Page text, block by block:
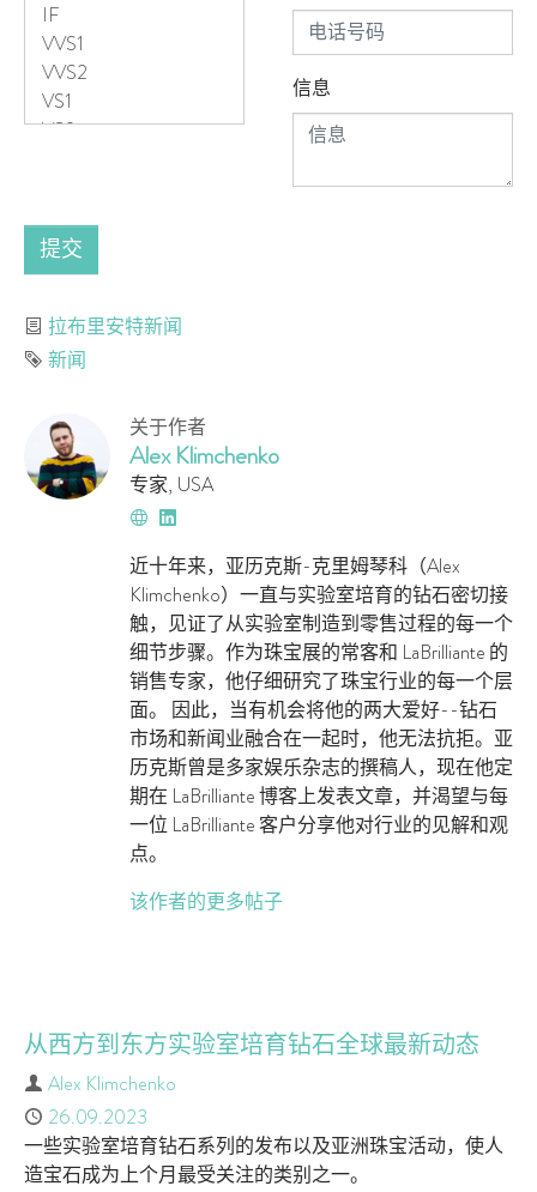
信息
提交
分类
拉布里安特新闻
标签
新闻
关于作者
Alex Klimchenko
专家, USA
网
站
领
英
近十年来，亚历克斯-克里姆琴科（Alex
Klimchenko）一直与实验室培育的钻石密切接
触，见证了从实验室制造到零售过程的每一个
细节步骤。作为珠宝展的常客和 LaBrilliante 的
销售专家，他仔细研究了珠宝行业的每一个层
面。 因此，当有机会将他的两大爱好--钻石
市场和新闻业融合在一起时，他无法抗拒。亚
历克斯曾是多家娱乐杂志的撰稿人，现在他定
期在 LaBrilliante 博客上发表文章，并渴望与每
一位 LaBrilliante 客户分享他对行业的见解和观
点。
该作者的更多帖子
从西方到东方实验室培育钻石全球最新动态
作者
Alex Klimchenko
已发布
26.09.2023
一些实验室培育钻石系列的发布以及亚洲珠宝活动，使人
造宝石成为上个月最受关注的类别之一。